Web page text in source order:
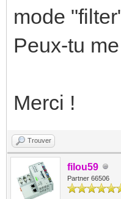
mode
Peux-tu
Merci !
Trouver
filou59
Partner 66506